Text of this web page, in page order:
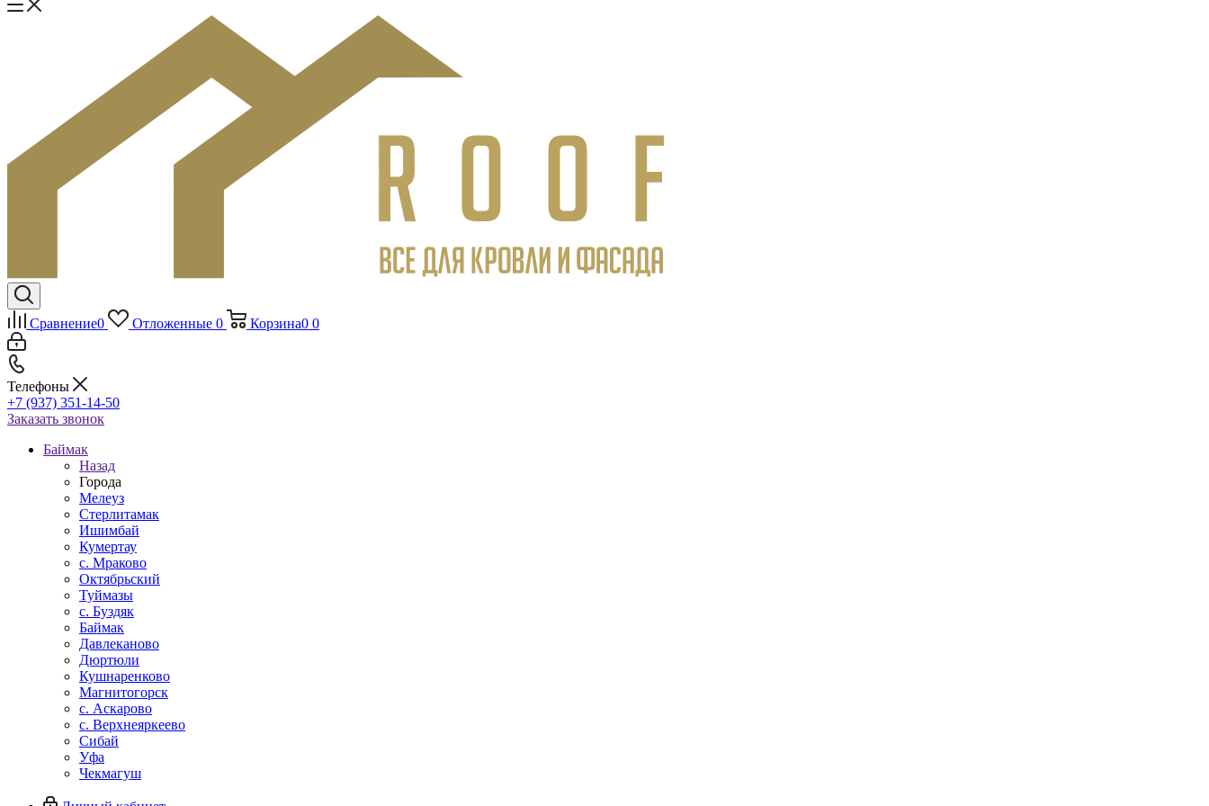
Сравнение0 Отложенные 0 Корзина0 0
Телефоны
+7 (937) 351-14-50
Заказать звонок
Баймак
Назад
Города
Мелеуз
Стерлитамак
Ишимбай
Кумертау
c. Мраково
Октябрьский
Туймазы
c. Буздяк
Баймак
Давлеканово
Дюртюли
Кушнаренково
Магнитогорск
с. Аскарово
с. Верхнеяркеево
Сибай
Уфа
Чекмагуш